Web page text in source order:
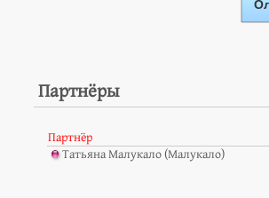
Партнёры
Партнёр
Татьяна Малукало (Малукало)